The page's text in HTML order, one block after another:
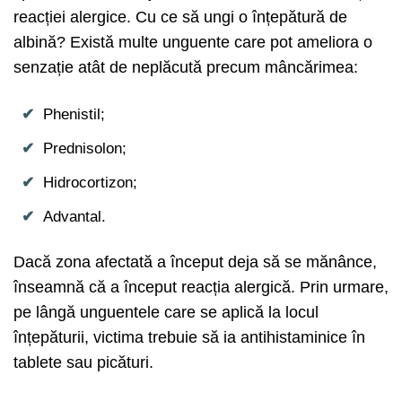
reacției alergice. Cu ce să ungi o înțepătură de
albină? Există multe unguente care pot ameliora o
senzație atât de neplăcută precum mâncărimea:
Phenistil;
Prednisolon;
Hidrocortizon;
Advantal.
Dacă zona afectată a început deja să se mănânce,
înseamnă că a început reacția alergică. Prin urmare,
pe lângă unguentele care se aplică la locul
înțepăturii, victima trebuie să ia antihistaminice în
tablete sau picături.